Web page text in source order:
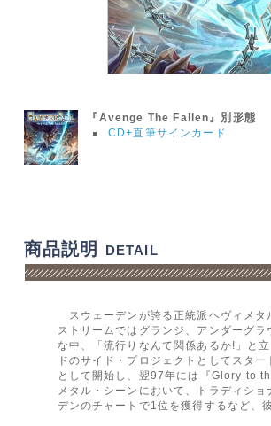
『Avenge The Fallen』別形態
CD+直筆サインカード
商品説明 DETAIL
スウェーデンが誇る正統派ヘヴィメタ
ストリームではグランジ、アンダーグ
な中、「流行りなんて関係あるか!」と
ドのサイド・プロジェクトとしてスタ
として開始し、翌97年には『Glory to
メタル・シーンにおいて、トラディシ
デンのチャートで1位を獲得するなど、